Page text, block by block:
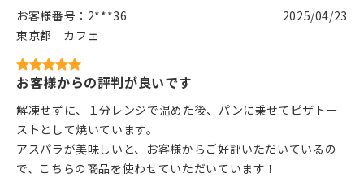
お客様番号： 2***36
東京都
カフェ
2025/04/23
お客様からの評判が良いです
解凍せずに、１分レンジで温めた後、パンに乗せてピザトー
ストとして焼いています。
アスパラが美味しいと、お客様からご好評いただいているの
で、こちらの商品を使わせていただいています！